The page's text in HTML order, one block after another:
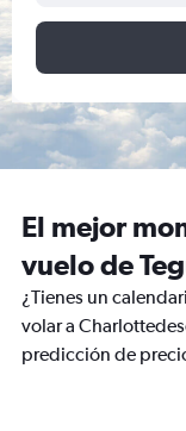
El mejor
vuelo de
¿Tienes un
volar a
predicción de